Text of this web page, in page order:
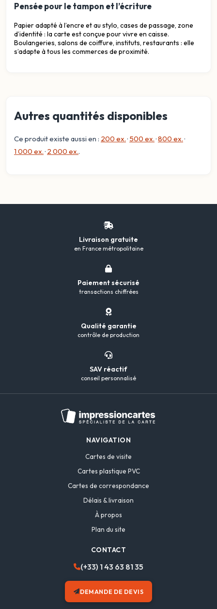
Pensée pour le tampon et l’écriture
Papier adapté à l’encre et au stylo, cases de passage, zone
d’identité : la carte est conçue pour vivre en caisse.
Boulangeries, salons de coiffure, instituts, restaurants : elle
s’adapte à tous les commerces de proximité.
Autres quantités disponibles
Ce produit existe aussi en : 200 ex.· 500 ex.·800 ex.·
1 000 ex.· 2 000 ex..
Livraison gratuite
en France métropolitaine
Paiement sécurisé
transactions chiffrées
Qualité garantie
contrôle de production
SAV réactif
conseil personnalisé
NAVIGATION
Cartes de visite
Cartes plastique PVC
Cartes de correspondance
Délais & livraison
À propos
Plan du site
CONTACT
(+33) 1 43 63 81 35
DEMANDE DE DEVIS